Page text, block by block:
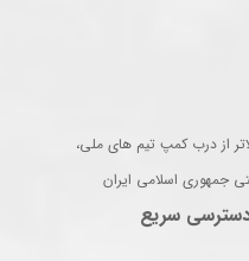
از درب کمپ تیم های ملی،
جمهوری اسلامی ایران
سریع